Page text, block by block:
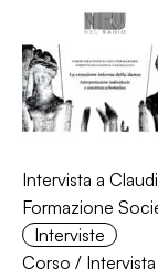
Intervista a
Formazione
Interviste
Corso / Intervista